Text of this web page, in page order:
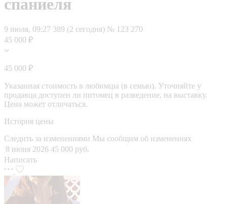
спаниеля
9 июля, 09:27 389 (2 сегодня) № 123 270
45 000 ₽
45 000 ₽
Указанная стоимость в любимцы (в семью). Уточняйте у
продавца доступен ли питомец в разведение, на выставку.
Цена может отличаться.
История цены
Следить за изменениями Мы сообщим об изменениях
8 июня 2026 45 000 руб.
Написать